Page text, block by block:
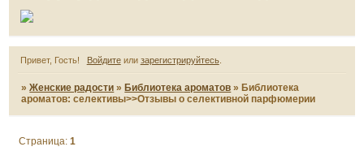
Привет, Гость! Войдитеили зарегистрируйтесь.
»Женские радости » Библиотека ароматов » Библиотека
ароматов: селективы>>Отзывы о селективной парфюмерии
Страница:1